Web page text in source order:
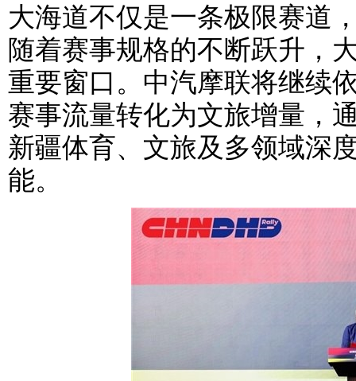
大海道不仅是一条极限赛道
随着赛事规格的不断跃升，
重要窗口。中汽摩联将继续
赛事流量转化为文旅增量，
新疆体育、文旅及多领域深
能。